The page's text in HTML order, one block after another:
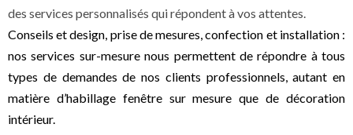
des services personnalisés qui répondent à vos attentes.
Conseils et design, prise de mesures, confection et installation :
nos services sur-mesure nous permettent de répondre à tous
types de demandes de nos clients professionnels, autant en
matière d’habillage fenêtre sur mesure que de décoration
intérieur.